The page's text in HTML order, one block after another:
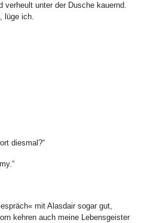
unter der Dusche kauernd.
lüge ich.
diesmal?“
mit Alasdair sogar gut,
kehren auch meine Lebensgeister